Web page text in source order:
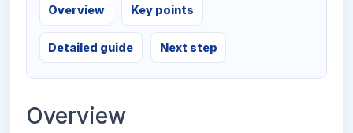
Overview Key points
Detailed guide Next step
Overview